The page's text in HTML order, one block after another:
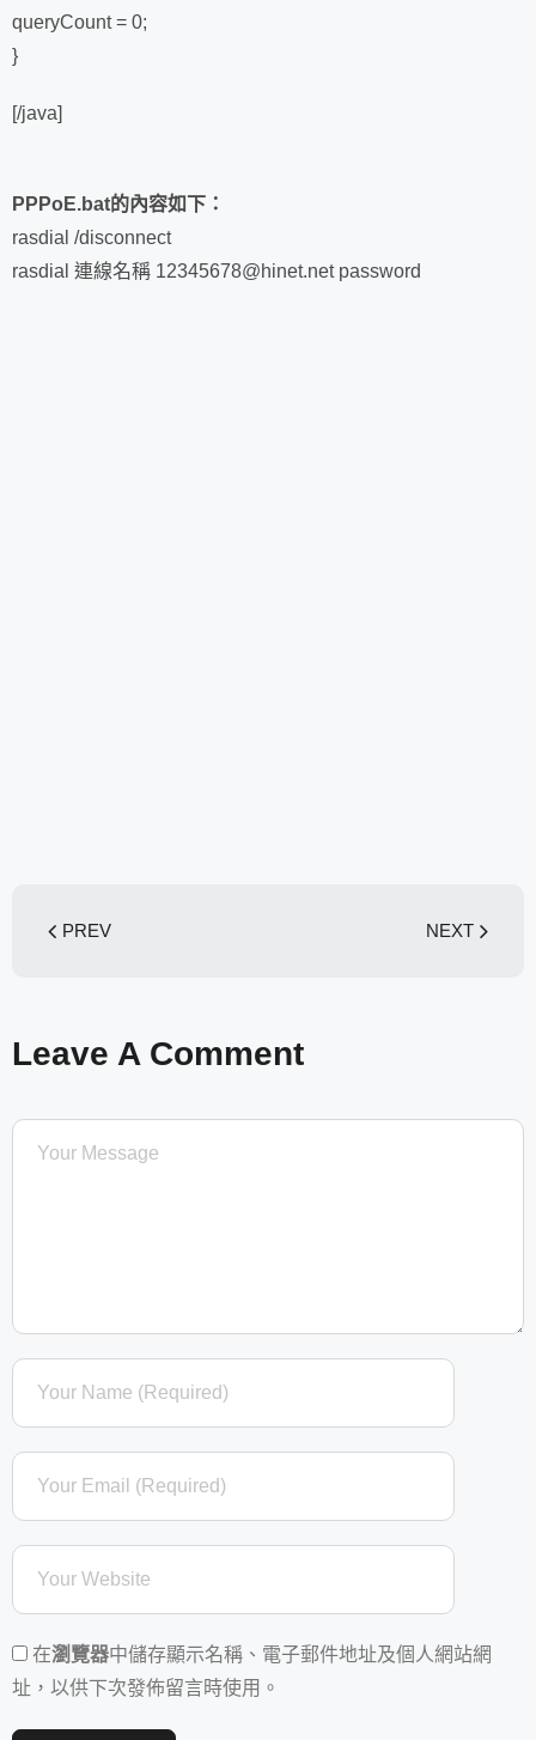
queryCount = 0;
}
[/java]
PPPoE.bat的內容如下：
rasdial /disconnect
rasdial 連線名稱 12345678@hinet.net password
PREV NEXT
Leave A Comment
在瀏覽器中儲存顯示名稱、電子郵件地址及個人網站網
址，以供下次發佈留言時使用。